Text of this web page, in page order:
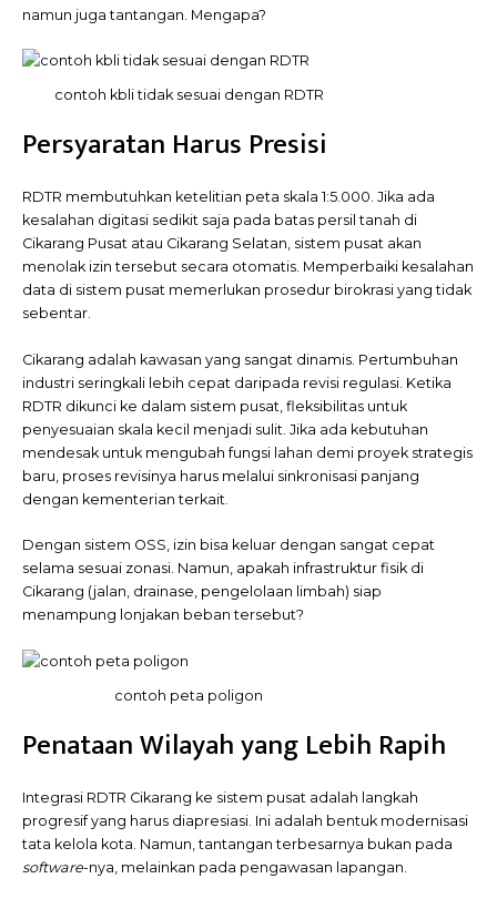
namun juga tantangan. Mengapa?
contoh kbli tidak sesuai dengan RDTR
Persyaratan Harus Presisi
RDTR membutuhkan ketelitian peta skala 1:5.000. Jika ada
kesalahan digitasi sedikit saja pada batas persil tanah di
Cikarang Pusat atau Cikarang Selatan, sistem pusat akan
menolak izin tersebut secara otomatis. Memperbaiki kesalahan
data di sistem pusat memerlukan prosedur birokrasi yang tidak
sebentar.
Cikarang adalah kawasan yang sangat dinamis. Pertumbuhan
industri seringkali lebih cepat daripada revisi regulasi. Ketika
RDTR dikunci ke dalam sistem pusat, fleksibilitas untuk
penyesuaian skala kecil menjadi sulit. Jika ada kebutuhan
mendesak untuk mengubah fungsi lahan demi proyek strategis
baru, proses revisinya harus melalui sinkronisasi panjang
dengan kementerian terkait.
Dengan sistem OSS, izin bisa keluar dengan sangat cepat
selama sesuai zonasi. Namun, apakah infrastruktur fisik di
Cikarang (jalan, drainase, pengelolaan limbah) siap
menampung lonjakan beban tersebut?
contoh peta poligon
Penataan Wilayah yang Lebih Rapih
Integrasi RDTR Cikarang ke sistem pusat adalah langkah
progresif yang harus diapresiasi. Ini adalah bentuk modernisasi
tata kelola kota. Namun, tantangan terbesarnya bukan pada
software-nya, melainkan pada pengawasan lapangan.